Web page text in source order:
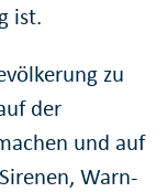
ist.
zu
der
und auf
Warn-